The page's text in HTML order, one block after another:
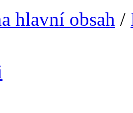
hlavní obsah /